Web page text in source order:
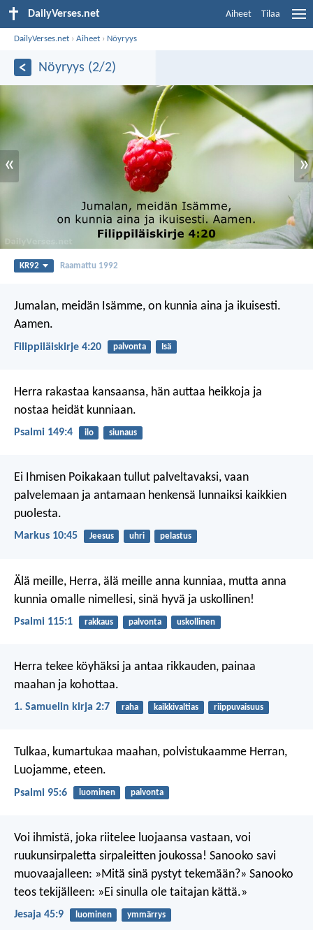
DailyVerses.net Aiheet Tilaa
DailyVerses.net ›Aiheet › Nöyryys
Nöyryys (2/2)
« »
KR92 Raamattu 1992
Jumalan, meidän Isämme, on kunnia aina ja ikuisesti.
Aamen.
Filippiläiskirje 4:20 palvonta Isä
Herra rakastaa kansaansa, hän auttaa heikkoja ja
nostaa heidät kunniaan.
Psalmi 149:4 ilo siunaus
Ei Ihmisen Poikakaan tullut palveltavaksi, vaan
palvelemaan ja antamaan henkensä lunnaiksi kaikkien
puolesta.
Markus 10:45 Jeesus uhri pelastus
Älä meille, Herra, älä meille anna kunniaa, mutta anna
kunnia omalle nimellesi, sinä hyvä ja uskollinen!
Psalmi 115:1 rakkaus palvonta uskollinen
Herra tekee köyhäksi ja antaa rikkauden, painaa
maahan ja kohottaa.
1. Samuelin kirja 2:7 raha kaikkivaltias riippuvaisuus
Tulkaa, kumartukaa maahan, polvistukaamme Herran,
Luojamme, eteen.
Psalmi 95:6 luominen palvonta
Voi ihmistä, joka riitelee luojaansa vastaan, voi
ruukunsirpaletta sirpaleitten joukossa! Sanooko savi
muovaajalleen: »Mitä sinä pystyt tekemään?» Sanooko
teos tekijälleen: »Ei sinulla ole taitajan kättä.»
Jesaja 45:9 luominen ymmärrys